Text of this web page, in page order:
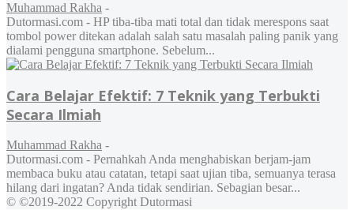
Muhammad Rakha -
Dutormasi.com - HP tiba-tiba mati total dan tidak merespons saat
tombol power ditekan adalah salah satu masalah paling panik yang
dialami pengguna smartphone. Sebelum...
Cara Belajar Efektif: 7 Teknik yang Terbukti
Secara Ilmiah
Muhammad Rakha -
Dutormasi.com - Pernahkah Anda menghabiskan berjam-jam
membaca buku atau catatan, tetapi saat ujian tiba, semuanya terasa
hilang dari ingatan? Anda tidak sendirian. Sebagian besar...
© ©2019-2022 Copyright Dutormasi